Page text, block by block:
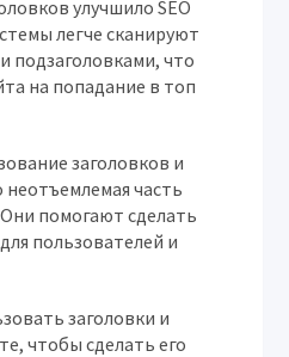
улучшило SEO
легче сканируют
подзаголовками, что
на попадание в топ
заголовков и
неотъемлемая часть
помогают сделать
пользователей и
заголовки и
чтобы сделать его